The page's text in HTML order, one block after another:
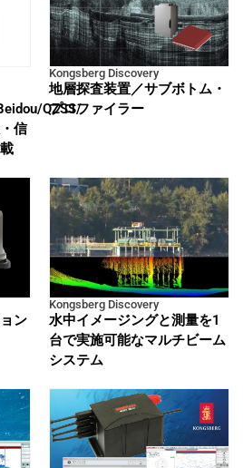
QZSS/
信
Kongsberg Discovery
地層探査装置／サブボトム・
プロファイラー
ン
Kongsberg Discovery
水中イメージングと測量を1
台で実施可能なマルチビーム
システム